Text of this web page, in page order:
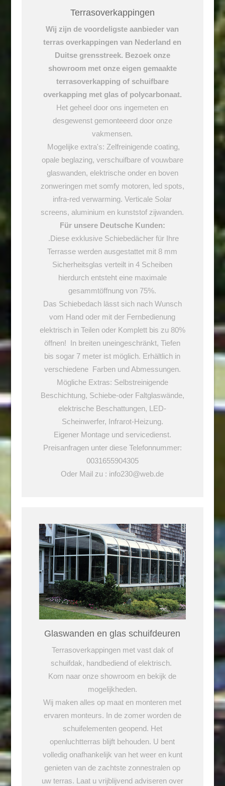
Terrasoverkappingen
Wij zijn de voordeligste aanbieder van
terras overkappingen van Nederland en
Duitse grensstreek. Bezoek onze
showroom met onze eigen gemaakte
terrasoverkapping of schuifbare
overkapping met glas of polycarbonaat.
Het geheel door ons ingemeten en
desgewenst gemonteeerd door onze
vakmensen.
Mogelijke extra's: Zelfreinigende coating,
opale beglazing, verschuifbare of vouwbare
glaswanden, elektrische onder en boven
zonweringen met somfy motoren, led spots,
infra-red verwarming. Verticale Solar
screens, aluminium en kunststof zijwanden.
Für unsere Deutsche Kunden:
.Diese exklusive Schiebedächer für Ihre
Terrasse werden ausgestattet mit 8 mm
Sicherheitsglas verteilt in 4 Scheiben
hierdurch entsteht eine maximale
gesammtöffnung von 75%.
Das Schiebedach lässt sich nach Wunsch
vom Hand oder mit der Fernbedienung
elektrisch in Teilen oder Komplett bis zu 80%
öffnen! In breiten uneingeschränkt, Tiefen
bis sogar 7 meter ist möglich. Erhältlich in
verschiedene Farben und Abmessungen.
Mögliche Extras: Selbstreinigende
Beschichtung, Schiebe-oder Faltglaswände,
elektrische Beschattungen, LED-
Scheinwerfer, Infrarot-Heizung.
Eigener Montage und servicedienst.
Preisanfragen unter diese Telefonnummer:
0031655904305
Oder Mail zu : info230@web.de
Glaswanden en glas schuifdeuren
Terrasoverkappingen met vast dak of
schuifdak, handbediend of elektrisch.
Kom naar onze showroom en bekijk de
mogelijkheden.
Wij maken alles op maat en monteren met
ervaren monteurs. In de zomer worden de
schuifelementen geopend. Het
openluchtterras blijft behouden. U bent
volledig onafhankelijk van het weer en kunt
genieten van de zachtste zonnestralen op
uw terras. Laat u vrijblijvend adviseren over